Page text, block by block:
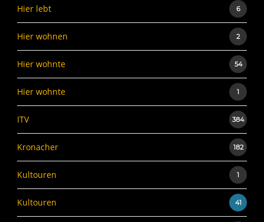
Hier lebt 6
Hier wohnen 2
Hier wohnte 54
Hier wohnte 1
ITV 384
Kronacher 182
Kultouren 1
Kultouren 41